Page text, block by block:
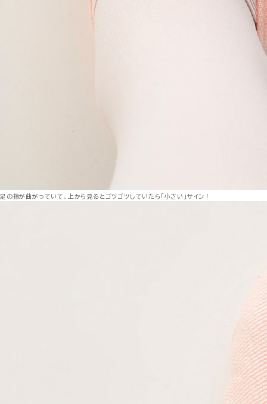
足の指が曲がっていて、上から見るとゴツゴツしていたら「小さい」サイン！